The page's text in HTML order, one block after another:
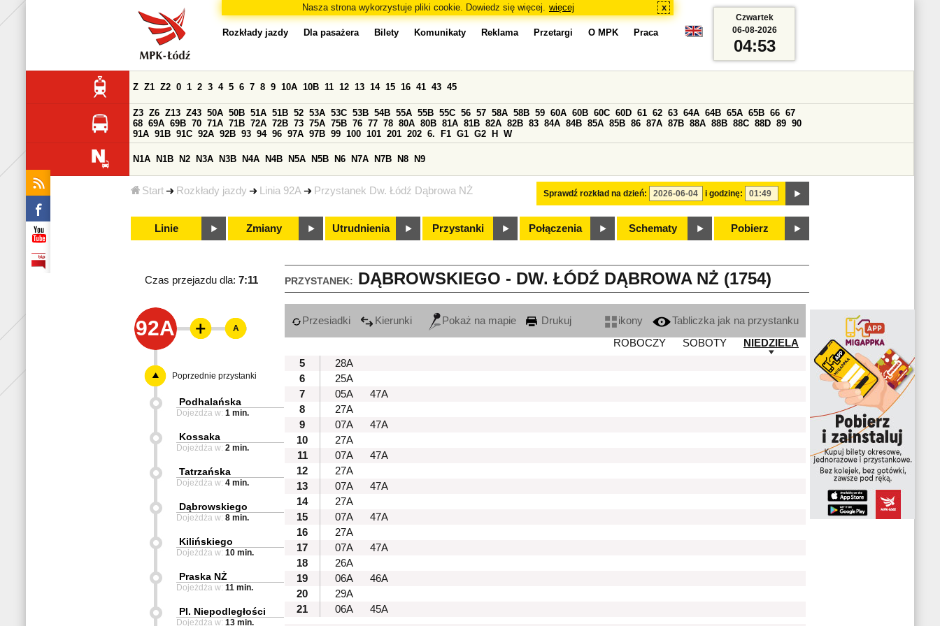
Nasza strona wykorzystuje pliki cookie. Dowiedz się więcej. więcej x
Start Rozkłady jazdy Linia 92A Przystanek Dw. Łódź Dąbrowa NŻ
Rozkłady jazdy Dla pasażera Bilety Komunikaty Reklama Przetargi O MPK Praca
Sprawdź rozkład na dzień: i godzinę:
Z Z1 Z2 0 1 2 3 4 5 6 7 8 9 10A 10B 11 12 13 14 15 16 41 43 45
Z3 Z6 Z13 Z43 50A 50B 51A 51B 52 53A 53C 53B 54B 55A 55B 55C 56 57 58A 58B 59 60A 60B 60C 60D 61 62 63 64A 64B 65A 65B 66 67
68 69A 69B 70 71A 71B 72A 72B 73 75A 75B 76 77 78 80A 80B 81A 81B 82A 82B 83 84A 84B 85A 85B 86 87A 87B 88A 88B 88C 88D 89 90
91A 91B 91C 92A 92B 93 94 96 97A 97B 99 100 101 201 202 6. F1 G1 G2 H W
N1A N1B N2 N3A N3B N4A N4B N5A N5B N6 N7A N7B N8 N9
Linie Zmiany Utrudnienia Przystanki Połączenia Schematy Pobierz
Czwartek
06-08-2026
04:53
PRZYSTANEK: DĄBROWSKIEGO - DW. ŁÓDŹ DĄBROWA NŻ (1754)
Czas przejazdu dla: 7:11
92A Przesiadki Kierunki Pokaż na mapie Drukuj ikony
Tabliczka jak na przystanku
ROBOCZY
SOBOTY
NIEDZIELA
5
28A
6
25A
7
05A
47A
8
27A
9
07A
47A
10
27A
11
07A
47A
12
27A
13
07A
47A
14
27A
15
07A
47A
16
27A
17
07A
47A
18
26A
19
06A
46A
20
29A
21
06A 45A
A
Poprzednie przystanki
Podhalańska
Dojeżdża w: 1 min.
Kossaka
Dojeżdża w: 2 min.
Tatrzańska
Dojeżdża w: 4 min.
Dąbrowskiego
Dojeżdża w: 8 min.
Kilińskiego
Dojeżdża w: 10 min.
Praska NŻ
Dojeżdża w: 11 min.
Pl. Niepodległości
Dojeżdża w: 13 min.